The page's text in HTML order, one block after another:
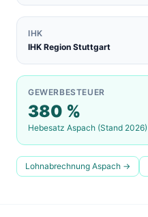
IHK
IHK Region Stuttgart
GEWERBESTEUER
380 %
Hebesatz Aspach (Stand 2026)
Lohnabrechnung Aspach →